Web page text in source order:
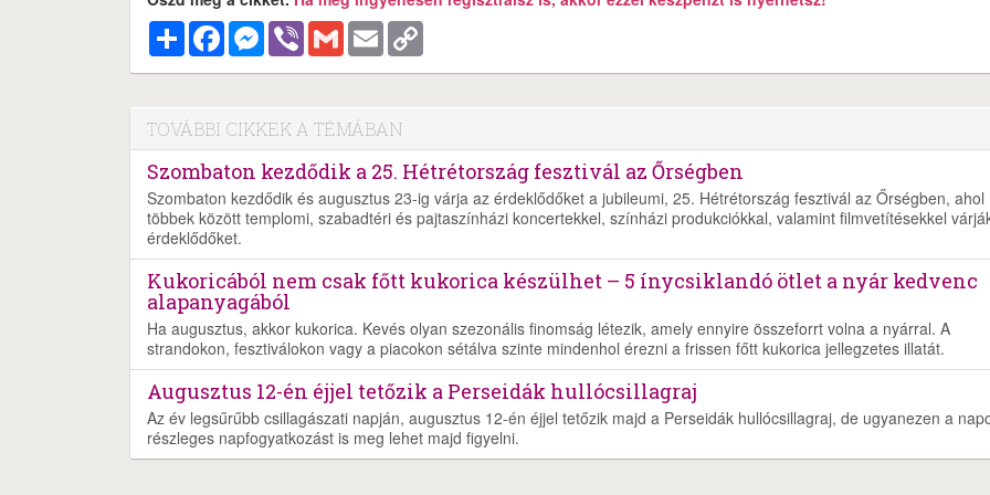
MegosztásFacebookMessenger
Viber Gmail Email
TOVÁBBI CIKKEK A TÉMÁBAN
Szombaton kezdődik a 25. Hétrétország fesztivál az Őrségben
Szombaton kezdődik és augusztus 23-ig várja az érdeklődőket a jubileumi, 25. Hétrétország fesztivál az Őrségben, ahol
többek között templomi, szabadtéri és pajtaszínházi koncertekkel, színházi produkciókkal, valamint filmvetítésekkel
érdeklődőket.
Kukoricából nem csak főtt kukorica készülhet – 5 ínycsiklandó ötlet a nyár kedvenc
alapanyagából
Ha augusztus, akkor kukorica. Kevés olyan szezonális finomság létezik, amely ennyire összeforrt volna a nyárral. A
strandokon, fesztiválokon vagy a piacokon sétálva szinte mindenhol érezni a frissen főtt kukorica jellegzetes illatát.
Augusztus 12-én éjjel tetőzik a Perseidák hullócsillagraj
Az év legsűrűbb csillagászati napján, augusztus 12-én éjjel tetőzik majd a Perseidák hullócsillagraj, de ugyanezen a
részleges napfogyatkozást is meg lehet majd figyelni.